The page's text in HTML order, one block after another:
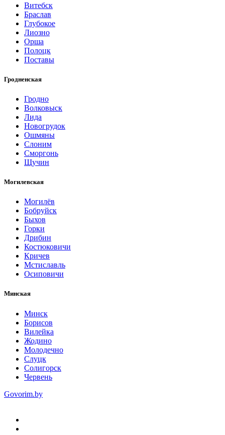
Витебск
Браслав
Глубокое
Лиозно
Орша
Полоцк
Поставы
Гродненская
Гродно
Волковыск
Лида
Новогрудок
Ошмяны
Слоним
Сморгонь
Щучин
Могилевская
Могилёв
Бобруйск
Быхов
Горки
Дрибин
Костюковичи
Кричев
Мстиславль
Осиповичи
Минская
Минск
Борисов
Вилейка
Жодино
Молодечно
Слуцк
Солигорск
Червень
Govorim.by